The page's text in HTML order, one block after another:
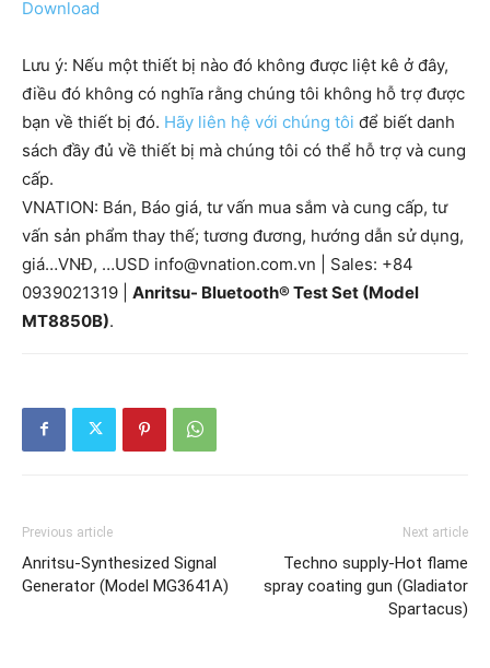
Download
Lưu ý: Nếu một thiết bị nào đó không được liệt kê ở đây,
điều đó không có nghĩa rằng chúng tôi không hỗ trợ được
bạn về thiết bị đó. Hãy liên hệ với chúng tôi để biết danh
sách đầy đủ về thiết bị mà chúng tôi có thể hỗ trợ và cung
cấp.
VNATION: Bán, Báo giá, tư vấn mua sắm và cung cấp, tư
vấn sản phẩm thay thế; tương đương, hướng dẫn sử dụng,
giá…VNĐ, …USD info@vnation.com.vn | Sales: +84
0939021319 | Anritsu- Bluetooth® Test Set (Model
MT8850B).
Previous article
Anritsu-Synthesized Signal
Generator (Model MG3641A)
Next article
Techno supply-Hot flame
spray coating gun (Gladiator
Spartacus)